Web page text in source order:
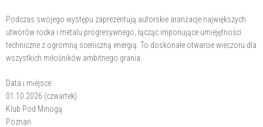
Podczas swojego występu zaprezentują autorskie aranżacje największych
utworów rocka i metalu progresywnego, łącząc imponujące umiejętności
techniczne z ogromną sceniczną energią. To doskonałe otwarcie wieczoru dla
wszystkich miłośników ambitnego grania.
Data i miejsce:
01.10.2026 (czwartek)
Klub Pod Minogą
Poznań